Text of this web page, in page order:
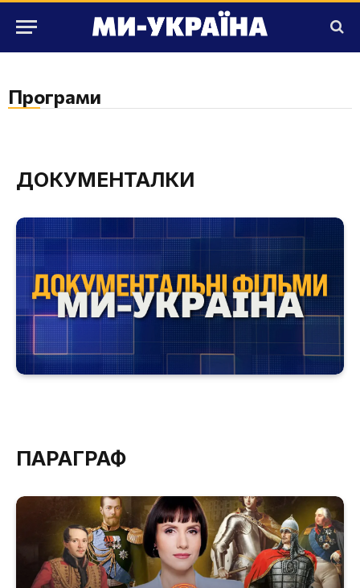
Програми
ДОКУМЕНТАЛКИ
ПАРАГРАФ